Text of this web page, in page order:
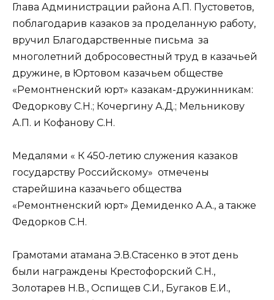
Глава Администрации района А.П. Пустоветов,
поблагодарив казаков за проделанную работу,
вручил Благодарственные письма за
многолетний добросовестный труд в казачьей
дружине, в Юртовом казачьем обществе
«Ремонтненский юрт» казакам-дружинникам:
Федоркову С.Н.; Кочергину А.Д.; Мельникову
А.П. и Кофанову С.Н.
Медалями « К 450-летию служения казаков
государству Российскому» отмечены
старейшина казачьего общества
«Ремонтненский юрт» Демиденко А.А., а также
Федорков С.Н.
Грамотами атамана Э.В.Стасенко в этот день
были награждены Крестофорский С.Н.,
Золотарев Н.В., Оспищев С.И., Бугаков Е.И.,